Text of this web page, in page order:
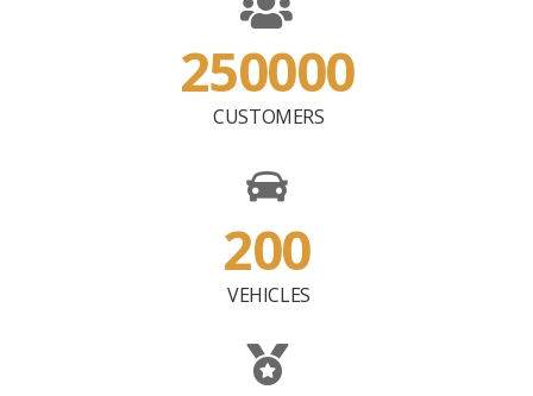
250000
CUSTOMERS
200
VEHICLES